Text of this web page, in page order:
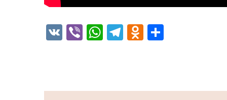
VK ViberWhatsApp
Telegram